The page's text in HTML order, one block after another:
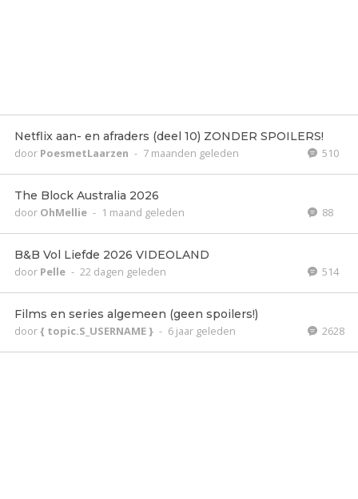
Netflix aan- en afraders (deel 10) ZONDER SPOILERS!
door PoesmetLaarzen - 7 maanden geleden 510
The Block Australia 2026
door OhMellie - 1 maand geleden 88
B&B Vol Liefde 2026 VIDEOLAND
door Pelle - 22 dagen geleden 514
Films en series algemeen (geen spoilers!)
door{ topic.S_USERNAME } - 6 jaar geleden 2628